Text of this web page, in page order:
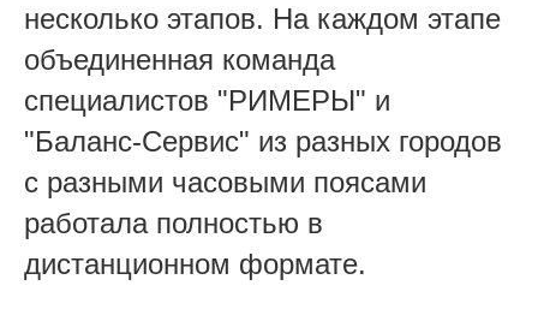
несколько этапов. На каждом этапе
объединенная команда
специалистов "РИМЕРЫ" и
"Баланс-Сервис" из разных городов
с разными часовыми поясами
работала полностью в
дистанционном формате.